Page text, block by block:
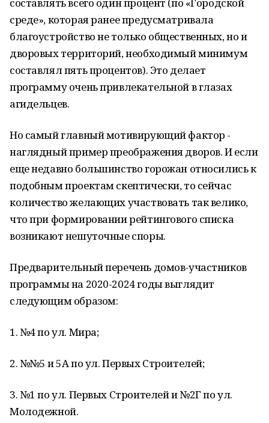
среде», которая ранее предусматривала
благоустройство не только общественных, но и
дворовых территорий, необходимый минимум
составлял пять процентов). Это делает
программу очень привлекательной в глазах
агидельцев.
Но самый главный мотивирующий фактор -
наглядный пример преображения дворов. И если
еще недавно большинство горожан относились к
подобным проектам скептически, то сейчас
количество желающих участвовать так велико,
что при формировании рейтингового списка
возникают нешуточные споры.
Предварительный перечень домов-участников
программы на 2020-2024 годы выглядит
следующим образом:
1. №4 по ул. Мира;
2. №№5 и 5А по ул. Первых Строителей;
3. №1 по ул. Первых Строителей и №2Г по ул.
Молодежной.